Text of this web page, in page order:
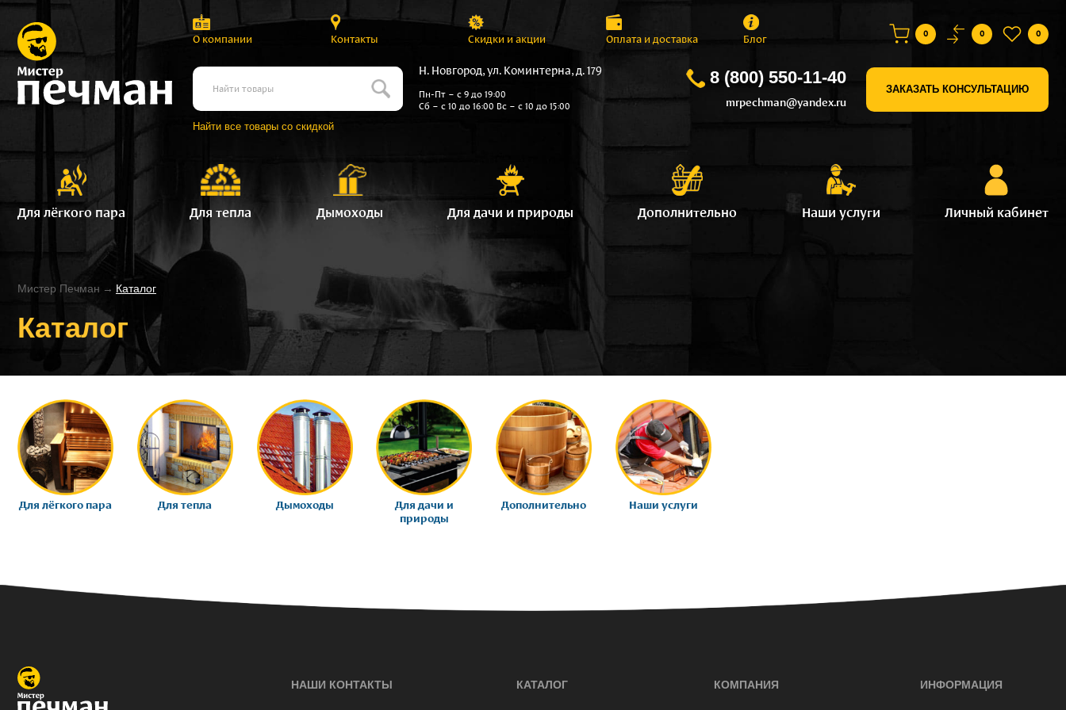
О компании Контакты Скидки и акции Оплата и доставка Блог 0 0 0
Найти все товары со скидкой
Н. Новгород, ул. Коминтерна, д. 179
Пн-Пт – с 9 до 19:00
Сб – с 10 до 16:00 Вс – с 10 до 15:00
8 (800) 550-11-40
mrpechman@yandex.ru
ЗАКАЗАТЬ КОНСУЛЬТАЦИЮ
Для лёгкого пара Для тепла Дымоходы Для дачи и природы Дополнительно Наши услуги Личный кабинет
Мистер Печман → Каталог
Каталог
Для лёгкого пара Для тепла Дымоходы
Для дачи и
природы
Дополнительно Наши услуги
НАШИ КОНТАКТЫ КАТАЛОГ КОМПАНИЯ ИНФОРМАЦИЯ